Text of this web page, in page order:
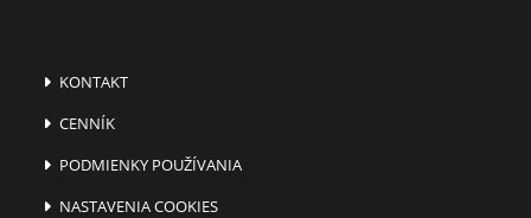
KONTAKT
CENNÍK
PODMIENKY POUŽÍVANIA
NASTAVENIA COOKIES